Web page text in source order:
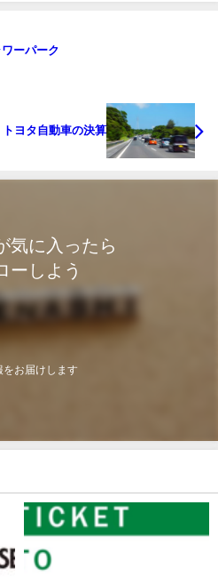
ーパーク
トヨタ自動車の決算
気に入ったら
ーしよう
をお届けします